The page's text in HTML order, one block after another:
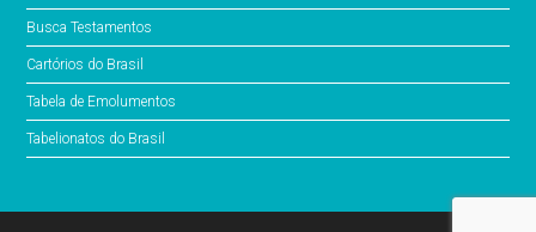
Busca Testamentos
Cartórios do Brasil
Tabela de Emolumentos
Tabelionatos do Brasil